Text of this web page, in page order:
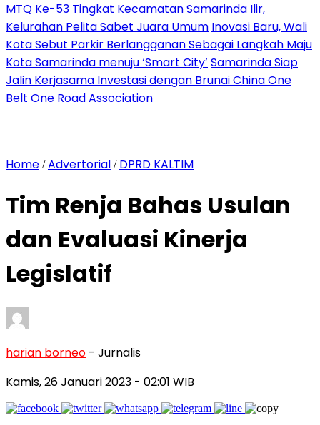
MTQ Ke-53 Tingkat Kecamatan Samarinda Ilir,
Kelurahan Pelita Sabet Juara Umum Inovasi Baru, Wali
Kota Sebut Parkir Berlangganan Sebagai Langkah Maju
Kota Samarinda menuju ‘Smart City’ Samarinda Siap
Jalin Kerjasama Investasi dengan Brunai China One
Belt One Road Association
Home /Advertorial / DPRD KALTIM
Tim Renja Bahas Usulan
dan Evaluasi Kinerja
Legislatif
harian borneo - Jurnalis
Kamis, 26 Januari 2023 - 02:01 WIB